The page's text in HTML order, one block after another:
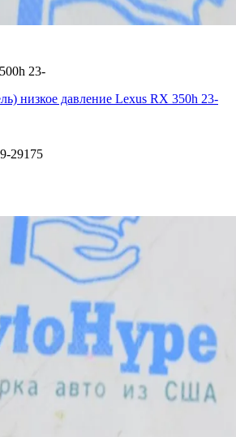
23-
низкое давление Lexus RX 350h 23-
29175